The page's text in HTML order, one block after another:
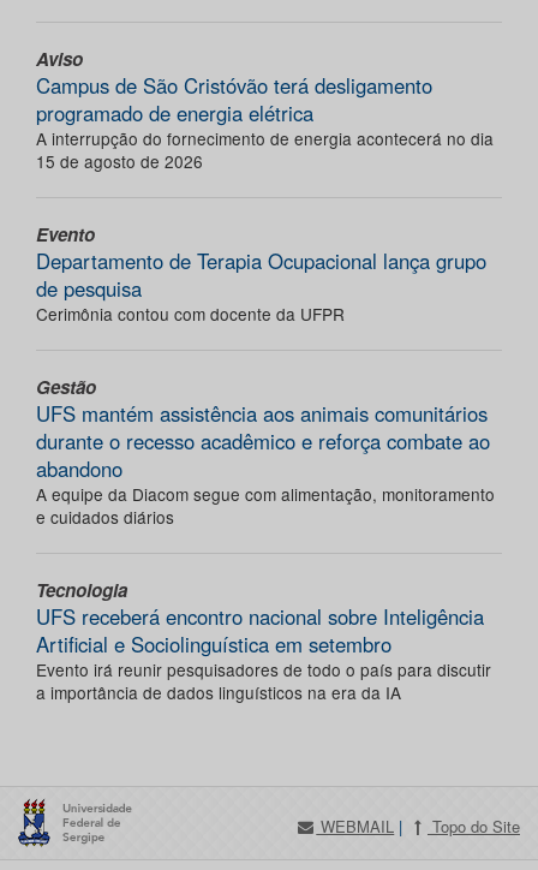
Aviso
Campus de São Cristóvão terá desligamento
programado de energia elétrica
A interrupção do fornecimento de energia acontecerá no dia
15 de agosto de 2026
Evento
Departamento de Terapia Ocupacional lança grupo
de pesquisa
Cerimônia contou com docente da UFPR
Gestão
UFS mantém assistência aos animais comunitários
durante o recesso acadêmico e reforça combate ao
abandono
A equipe da Diacom segue com alimentação, monitoramento
e cuidados diários
Tecnologia
UFS receberá encontro nacional sobre Inteligência
Artificial e Sociolinguística em setembro
Evento irá reunir pesquisadores de todo o país para discutir
a importância de dados linguísticos na era da IA
WEBMAIL | Topo do Site